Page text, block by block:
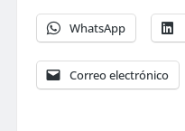
WhatsApp
Correo electrónico